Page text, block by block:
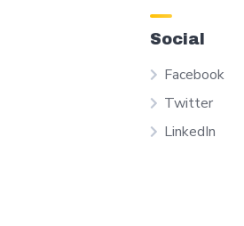
Social
Facebook
Twitter
LinkedIn